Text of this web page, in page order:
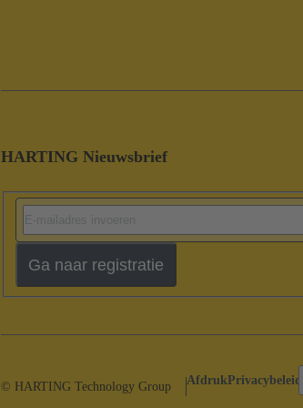
HARTING Nieuwsbrief
Ga naar registratie
© HARTING Technology Group AfdrukPrivacybeleid